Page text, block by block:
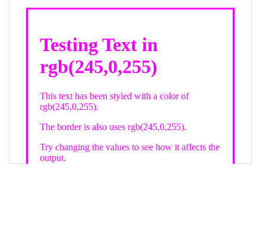
div class="textColor borderColor"
< h1>Testing Text in rgb(245,0,255)